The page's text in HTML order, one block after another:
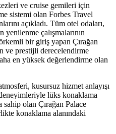
ve cruise gemileri için
sistemi olan Forbes Travel
açıkladı. Tüm otel odaları,
yenilenme çalışmalarının
bir giriş yapan Çırağan
ve prestijli derecelendirme
en yüksek değerlendirme olan
kusursuz hizmet anlayışı
lüks konaklama
sahip olan Çırağan Palace
konaklama alanındaki